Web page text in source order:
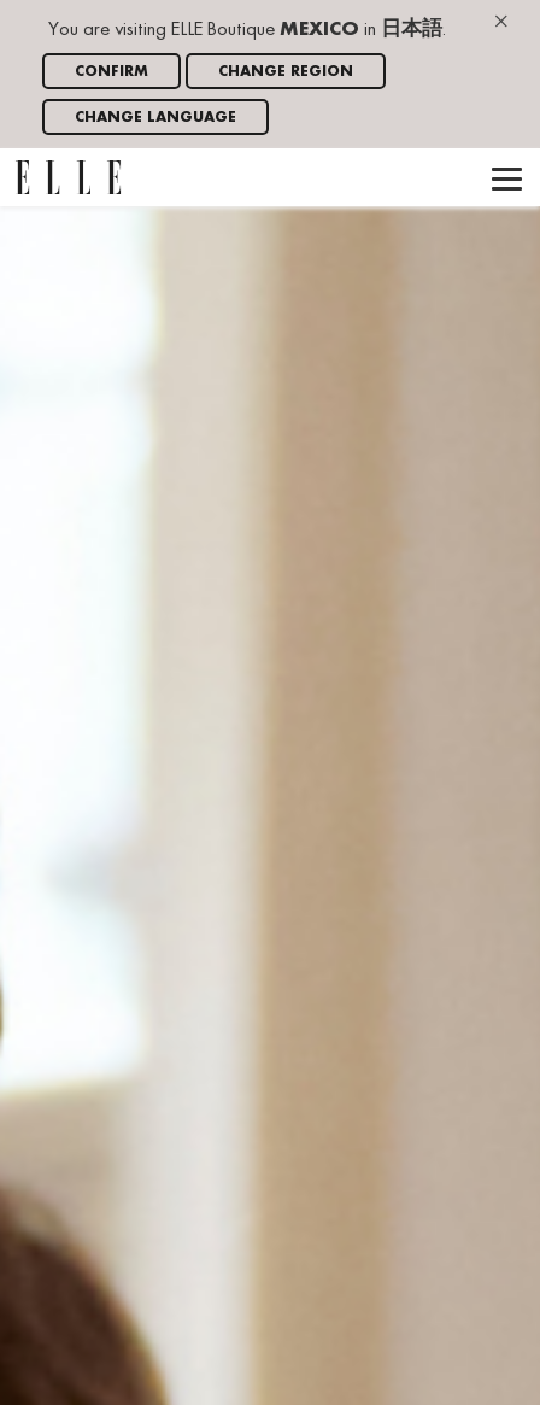
×
You are visiting ELLE Boutique MEXICO in 日本語.
CONFIRM CHANGE REGION
CHANGE LANGUAGE